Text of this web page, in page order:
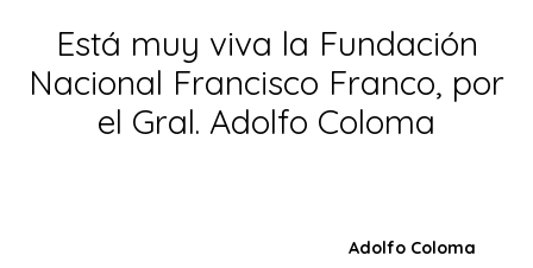
Está muy viva la Fundación
Nacional Francisco Franco, por
el Gral. Adolfo Coloma
Adolfo Coloma